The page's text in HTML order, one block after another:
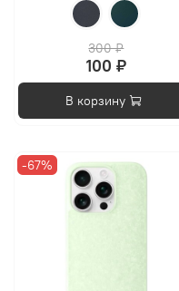
300 ₽
100 ₽
В корзину
-67%